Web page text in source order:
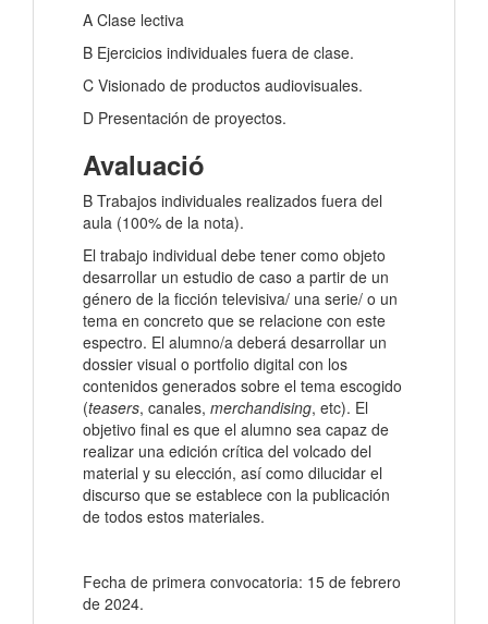
A Clase lectiva
B Ejercicios individuales fuera de clase.
C Visionado de productos audiovisuales.
D Presentación de proyectos.
Avaluació
B Trabajos individuales realizados fuera del
aula (100% de la nota).
El trabajo individual debe tener como objeto
desarrollar un estudio de caso a partir de un
género de la ficción televisiva/ una serie/ o un
tema en concreto que se relacione con este
espectro. El alumno/a deberá desarrollar un
dossier visual o portfolio digital con los
contenidos generados sobre el tema escogido
(teasers, canales, merchandising, etc). El
objetivo final es que el alumno sea capaz de
realizar una edición crítica del volcado del
material y su elección, así como dilucidar el
discurso que se establece con la publicación
de todos estos materiales.
Fecha de primera convocatoria: 15 de febrero
de 2024.